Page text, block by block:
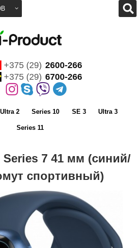
+375 (29) 2600-266
+375 (29) 6700-266
Ultra 2 Series 10 SE 3 Ultra 3
Series 11
Series 7 41 мм (синий/
спортивный)